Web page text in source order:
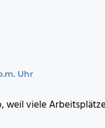
Uhr
weil viele